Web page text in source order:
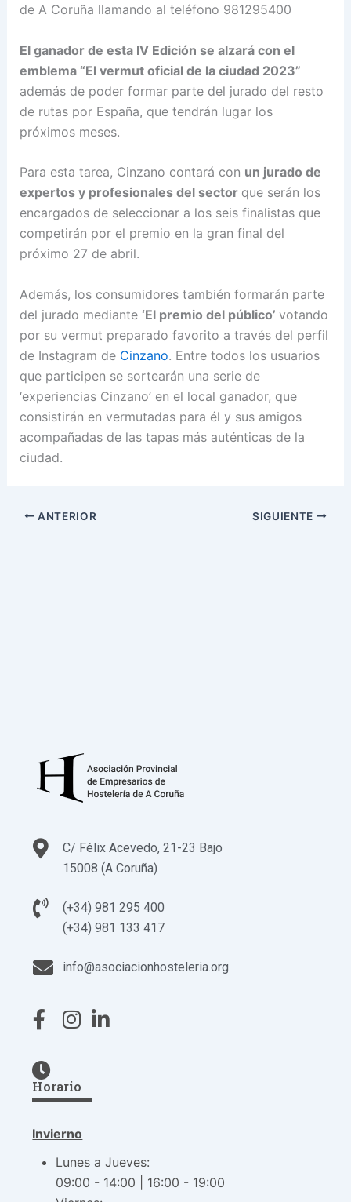
de A Coruña llamando al teléfono 981295400
El ganador de esta IV Edición se alzará con el
emblema “El vermut oficial de la ciudad 2023”
además de poder formar parte del jurado del resto
de rutas por España, que tendrán lugar los
próximos meses.
Para esta tarea, Cinzano contará con un jurado de
expertos y profesionales del sector que serán los
encargados de seleccionar a los seis finalistas que
competirán por el premio en la gran final del
próximo 27 de abril.
Además, los consumidores también formarán parte
del jurado mediante ‘El premio del público’ votando
por su vermut preparado favorito a través del perfil
de Instagram de Cinzano. Entre todos los usuarios
que participen se sortearán una serie de
‘experiencias Cinzano’ en el local ganador, que
consistirán en vermutadas para él y sus amigos
acompañadas de las tapas más auténticas de la
ciudad.
ANTERIOR SIGUIENTE
C/ Félix Acevedo, 21-23 Bajo
15008 (A Coruña)
(+34) 981 295 400
(+34) 981 133 417
info@asociacionhosteleria.org
Horario
Invierno
Lunes a Jueves:
09:00 - 14:00 | 16:00 - 19:00